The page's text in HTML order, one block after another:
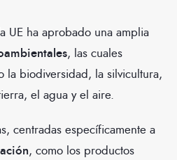
UE ha aprobado una amplia
, las cuales
la biodiversidad, la silvicultura,
el agua y el aire.
centradas específicamente a
, como los productos